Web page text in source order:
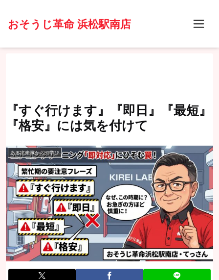
おそうじ革命 浜松駅南店
『すぐ行けます』『即日』『最短』
『格安』には気を付けて
ある出来事からの学び